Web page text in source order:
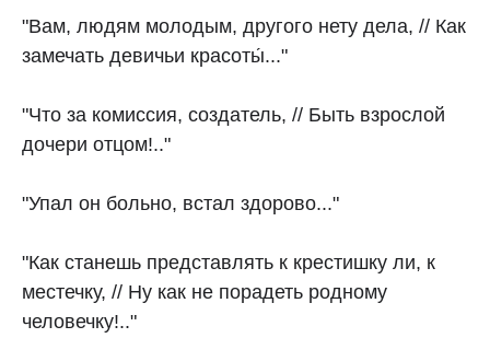
"Вам, людям молодым, другого нету дела, // Как
замечать девичьи красоты́..."
"Что за комиссия, создатель, // Быть взрослой
дочери отцом!.."
"Упал он больно, встал здорово..."
"Как станешь представлять к крестишку ли, к
местечку, // Ну как не порадеть родному
человечку!.."